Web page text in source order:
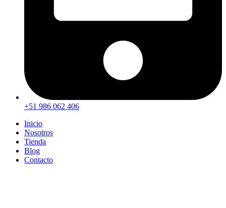
+51 986 062 406
Inicio
Nosotros
Tienda
Blog
Contacto